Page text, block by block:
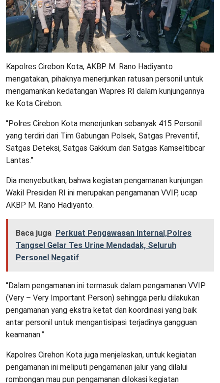
Kapolres Cirebon Kota, AKBP M. Rano Hadiyanto
mengatakan, pihaknya menerjunkan ratusan personil untuk
mengamankan kedatangan Wapres RI dalam kunjungannya
ke Kota Cirebon.
“Polres Cirebon Kota menerjunkan sebanyak 415 Personil
yang terdiri dari Tim Gabungan Polsek, Satgas Preventif,
Satgas Deteksi, Satgas Gakkum dan Satgas Kamseltibcar
Lantas.”
Dia menyebutkan, bahwa kegiatan pengamanan kunjungan
Wakil Presiden RI ini merupakan pengamanan VVIP, ucap
AKBP M. Rano Hadiyanto.
Baca juga Perkuat Pengawasan Internal,Polres
Tangsel Gelar Tes Urine Mendadak, Seluruh
Personel Negatif
“Dalam pengamanan ini termasuk dalam pengamanan VVIP
(Very – Very Important Person) sehingga perlu dilakukan
pengamanan yang ekstra ketat dan koordinasi yang baik
antar personil untuk mengantisipasi terjadinya gangguan
keamanan.”
Kapolres Cirehon Kota juga menjelaskan, untuk kegiatan
pengamanan ini meliputi pengamanan jalur yang dilalui
rombongan mau pun pengamanan dilokasi kegiatan